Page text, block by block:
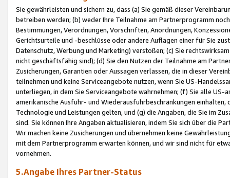
Sie gewährleisten und sichern zu, dass (a) Sie gemäß dieser
betreiben werden; (b) weder Ihre Teilnahme am Partnerprogramm
Bestimmungen, Verordnungen, Vorschriften, Anordnungen,
Gerichtsurteile und -beschlüsse oder andere Auflagen einer für Sie
Datenschutz, Werbung und Marketing) verstoßen; (c) Sie
nicht geschäftsfähig sind); (d) Sie den Nutzen der Teilnahme am
Zusicherungen, Garantien oder Aussagen verlassen, die in dieser
teilnehmen und keine Serviceangebote nutzen, wenn Sie US-
unterliegen, in dem Sie Serviceangebote wahrnehmen; (f) Sie alle
amerikanische Ausfuhr- und Wiederausfuhrbeschränkungen
Technologie und Leistungen gelten, und (g) die Angaben, die Sie im
sind. Sie können Ihre Angaben aktualisieren, indem Sie sich über die
Wir machen keine Zusicherungen und übernehmen keine
mit dem Partnerprogramm erwarten können, und wir sind nicht für
vornehmen.
5.Angabe Ihres Partner-Status